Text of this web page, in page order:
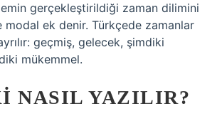
gerçekleştirildiği zaman dilimini
modal ek denir. Türkçede zamanlar
geçmiş, gelecek, şimdiki
mükemmel.
NASIL YAZILIR?